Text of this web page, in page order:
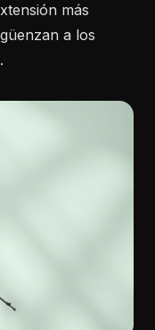
más
a los